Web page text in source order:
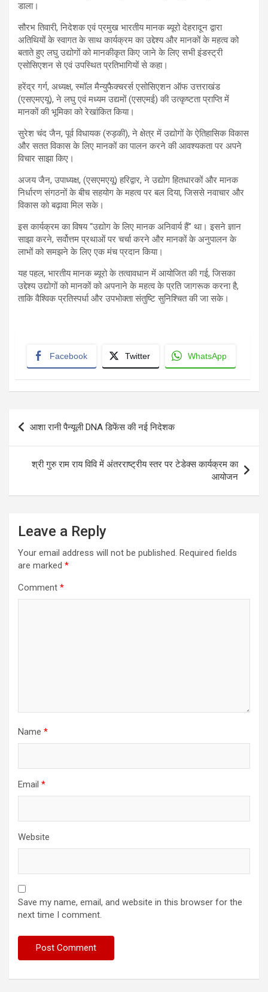
डाला।
सौरभ तिवारी, निदेशक एवं प्रमुख भारतीय मानक ब्यूरो देहरादून द्वारा
अतिथियों के स्वागत के साथ कार्यक्रम का उद्देश्य और मानकों के महत्व को
बताते हुए लघु उद्योगों को मानकीकृत किए जाने के लिए सभी इंडस्ट्री
एसोसिएशन से एवं उपस्थित प्रतिभागियों से कहा।
हरेंद्र गर्ग, अध्यक्ष, स्मॉल मैन्युफैक्चरर्स एसोसिएशन ऑफ उत्तराखंड
(एसएमएयू), ने लघु एवं मध्यम उद्यमों (एसएमई) की उत्कृष्टता प्राप्ति में
मानकों की भूमिका को रेखांकित किया।
सुरेश चंद जैन, पूर्व विधायक (रुड़की), ने क्षेत्र में उद्योगों के ऐतिहासिक विकास
और सतत विकास के लिए मानकों का पालन करने की आवश्यकता पर अपने
विचार साझा किए।
अजय जैन, उपाध्यक्ष, (एसएमएयू) हरिद्वार, ने उद्योग हितधारकों और मानक
निर्धारण संगठनों के बीच सहयोग के महत्व पर बल दिया, जिससे नवाचार और
विकास को बढ़ावा मिल सके।
इस कार्यक्रम का विषय “उद्योग के लिए मानक अनिवार्य हैं” था। इसने ज्ञान
साझा करने, सर्वोत्तम प्रथाओं पर चर्चा करने और मानकों के अनुपालन के
लाभों को समझने के लिए एक मंच प्रदान किया।
यह पहल, भारतीय मानक ब्यूरो के तत्वावधान में आयोजित की गई, जिसका
उद्देश्य उद्योगों को मानकों को अपनाने के महत्व के प्रति जागरूक करना है,
ताकि वैश्विक प्रतिस्पर्धा और उपभोक्ता संतुष्टि सुनिश्चित की जा सके।
Facebook Twitter WhatsApp
Post
navigation
आशा रानी पैन्यूली DNA डिफेंस की नई निदेशक
श्री गुरु राम राय विवि में अंतरराष्ट्रीय स्तर पर टेडेक्स कार्यक्रम का
आयोजन
Leave a Reply
Your email address will not be published. Required fields
are marked *
Comment *
Name *
Email *
Website
Save my name, email, and website in this browser for the
next time I comment.